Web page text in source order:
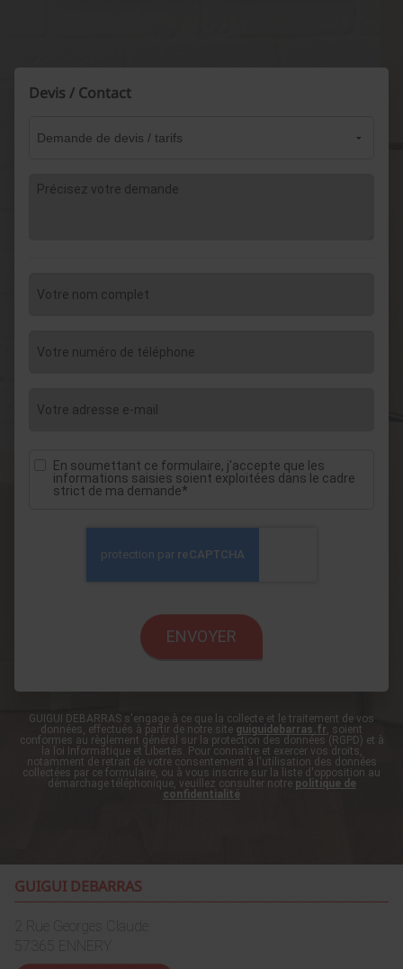
Devis / Contact
En soumettant ce formulaire, j'accepte que les
informations saisies soient exploitées dans le cadre
strict de ma demande*
GUIGUI DEBARRAS s'engage à ce que la collecte et le traitement de vos
données, effectués à partir de notre site guiguidebarras.fr , soient
conformes au règlement général sur la protection des données (RGPD) et à
la loi Informatique et Libertés. Pour connaître et exercer vos droits,
notamment de retrait de votre consentement à l'utilisation des données
collectées par ce formulaire, ou à vous inscrire sur la liste d'opposition au
démarchage téléphonique, veuillez consulter notre politique de
confidentialité
GUIGUI DEBARRAS
2 Rue Georges Claude
57365
ENNERY